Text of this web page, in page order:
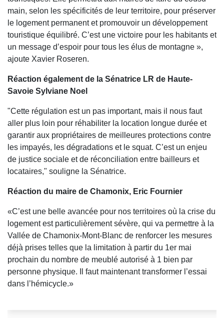
main, selon les spécificités de leur territoire, pour préserver
le logement permanent et promouvoir un développement
touristique équilibré. C’est une victoire pour les habitants et
un message d’espoir pour tous les élus de montagne »,
ajoute Xavier Roseren.
Réaction également de la Sénatrice LR de Haute-
Savoie Sylviane Noel
"Cette régulation est un pas important, mais il nous faut
aller plus loin pour réhabiliter la location longue durée et
garantir aux propriétaires de meilleures protections contre
les impayés, les dégradations et le squat. C’est un enjeu
de justice sociale et de réconciliation entre bailleurs et
locataires," souligne la Sénatrice.
Réaction du maire de Chamonix, Eric Fournier
«C’est une belle avancée pour nos territoires où la crise du
logement est particulièrement sévère, qui va permettre à la
Vallée de Chamonix-Mont-Blanc de renforcer les mesures
déjà prises telles que la limitation à partir du 1er mai
prochain du nombre de meublé autorisé à 1 bien par
personne physique. Il faut maintenant transformer l’essai
dans l’hémicycle.»